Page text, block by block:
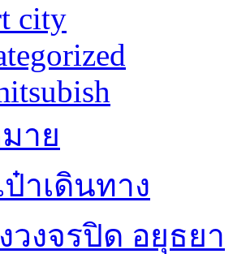
city
าย
ป๋าเดินทาง
วงจรปิด อยุธยา